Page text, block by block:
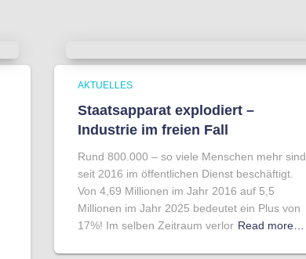
AKTUELLES
Staatsapparat explodiert –
Industrie im freien Fall
Rund 800.000 – so viele Menschen mehr sind
seit 2016 im öffentlichen Dienst beschäftigt.
Von 4,69 Millionen im Jahr 2016 auf 5,5
Millionen im Jahr 2025 bedeutet ein Plus von
17%! Im selben Zeitraum verlor Read more…